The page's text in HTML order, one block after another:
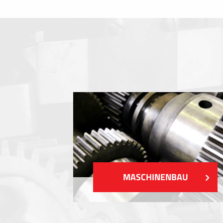
ZEIGEN MEHR
MASCHINENBAU